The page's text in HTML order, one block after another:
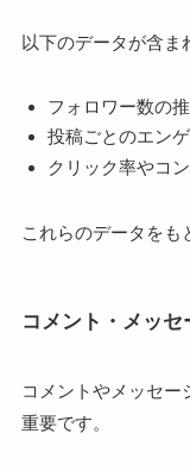
以下のデータが含ま
フォロワー数の推
投稿ごとのエン
クリック率やコ
これらのデータをも
コメント・メッ
コメントやメッセー
重要です。